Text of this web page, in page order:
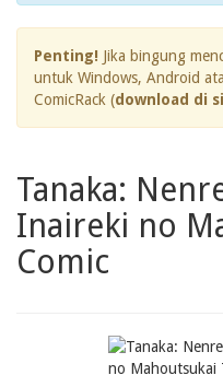
Penting! Jika bingung
untuk Windows, Android
ComicRack (download di
Tanaka:
Inaireki no
Comic